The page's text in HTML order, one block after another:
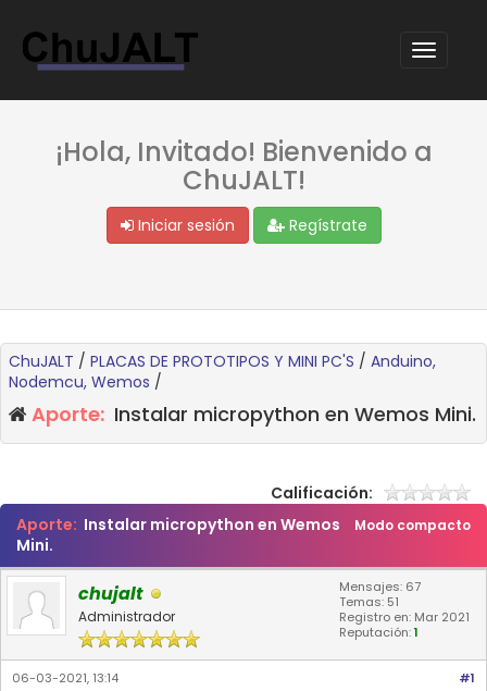
¡Hola, Invitado! Bienvenido a
ChuJALT!
Iniciar sesión Regístrate
ChuJALT / PLACAS DE PROTOTIPOS Y MINI PC'S / Anduino,
Nodemcu, Wemos /
Aporte: Instalar micropython en Wemos Mini.
Calificación:
Modo compacto
Aporte: Instalar micropython en Wemos
Mini.
chujalt
Administrador
Mensajes: 67
Temas: 51
Registro en: Mar 2021
Reputación:1
#1
06-03-2021, 13:14